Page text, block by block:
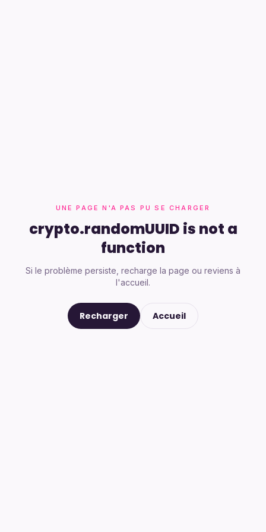
UNE PAGE N'A PAS PU SE CHARGER
crypto.randomUUID is not a
function
Si le problème persiste, recharge la page ou reviens à
l'accueil.
Recharger Accueil